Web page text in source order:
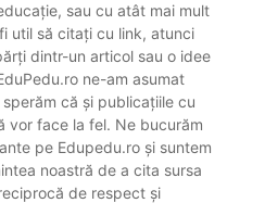
sau cu atât mai mult
util să citați cu link, atunci
dintr-un articol sau o idee
ne-am asumat
că și publicațiile cu
vor face la fel. Ne bucurăm
pe Edupedu.ro și suntem
noastră de a cita sursa
de respect și